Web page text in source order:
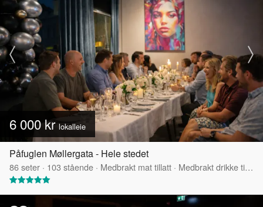
6 000 kr lokalleie
Påfuglen Møllergata - Hele stedet
86seter · 103 stående · Medbrakt mat tillatt · Medbrakt drikke tillatt